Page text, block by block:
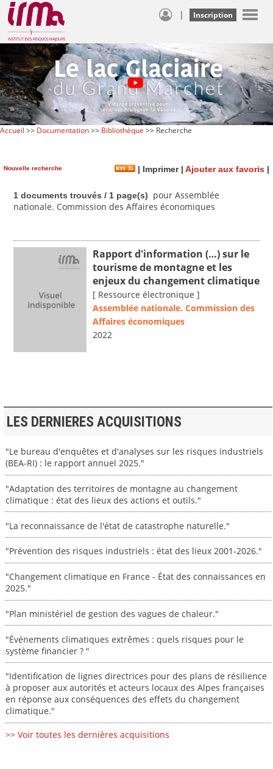
| Inscription
Accueil >> Documentation>> Bibliothèque >> Recherche
Nouvelle recherche | Imprimer| Ajouter aux favoris |
1 documents trouvés / 1 page(s)
pour Assemblée
nationale. Commission des Affaires économiques
Rapport d'information (…) sur le
tourisme de montagne et les
enjeux du changement climatique
[ Ressource électronique ]
Assemblée nationale. Commission des
Affaires économiques
2022
LES DERNIERES ACQUISITIONS
"Le bureau d'enquêtes et d'analyses sur les risques industriels
(BEA-RI) : le rapport annuel 2025."
"Adaptation des territoires de montagne au changement
climatique : état des lieux des actions et outils."
"La reconnaissance de l'état de catastrophe naturelle."
"Prévention des risques industriels : état des lieux 2001-2026."
"Changement climatique en France - État des connaissances en
2025."
"Plan ministériel de gestion des vagues de chaleur."
"Événements climatiques extrêmes : quels risques pour le
système financier ? "
"Identification de lignes directrices pour des plans de résilience
à proposer aux autorités et acteurs locaux des Alpes françaises
en réponse aux conséquences des effets du changement
climatique."
>> Voir toutes les dernières acquisitions